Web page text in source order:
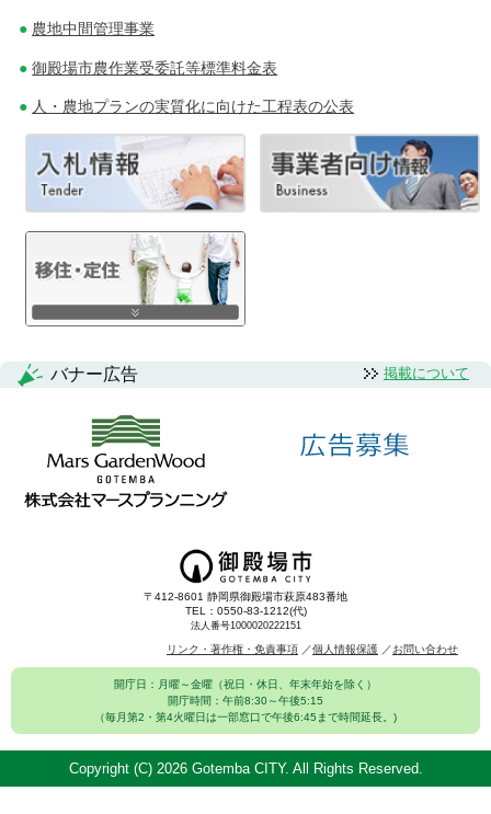
農地中間管理事業
御殿場市農作業受委託等標準料金表
人・農地プランの実質化に向けた工程表の公表
バナー広告 掲載について
〒412-8601 静岡県御殿場市萩原483番地
TEL：0550-83-1212(代)
法人番号1000020222151
リンク・著作権・免責事項 個人情報保護 お問い合わせ
開庁日：月曜～金曜（祝日・休日、年末年始を除く）
開庁時間：午前8:30～午後5:15
（毎月第2・第4火曜日は一部窓口で午後6:45まで時間延長。)
Copyright (C) 2026 Gotemba CITY. All Rights Reserved.